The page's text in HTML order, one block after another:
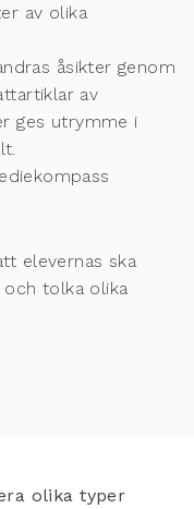
av olika
åsikter genom
av
ges utrymme i
elevernas ska
tolka olika
olika typer